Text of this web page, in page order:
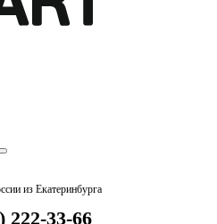
из Екатеринбурга
222-33-66